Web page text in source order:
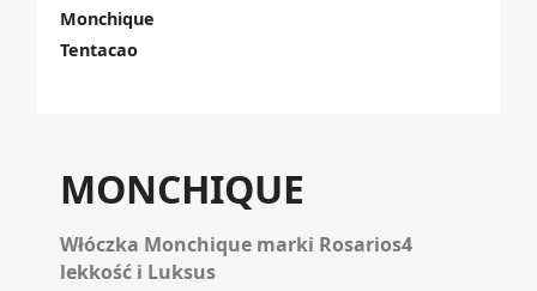
Monchique
Tentacao
MONCHIQUE
Włóczka Monchique marki Rosarios4
lekkość i Luksus